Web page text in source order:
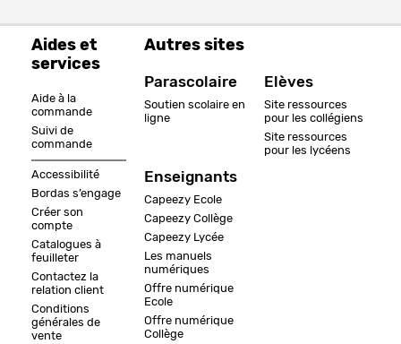
Aides et
services
Aide à la
commande
Suivi de
commande
Accessibilité
Bordas s’engage
Créer son
compte
Catalogues à
feuilleter
Contactez la
relation client
Conditions
générales de
vente
Autres sites
Parascolaire
Soutien scolaire en
ligne
Enseignants
Capeezy Ecole
Capeezy Collège
Capeezy Lycée
Les manuels
numériques
Offre numérique
Ecole
Offre numérique
Collège
Elèves
Site ressources
pour les collégiens
Site ressources
pour les lycéens